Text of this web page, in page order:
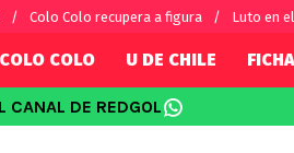
Colo Colo recupera a figura Luto en
COLO COLO U DE CHILE
CANAL DE REDGOL